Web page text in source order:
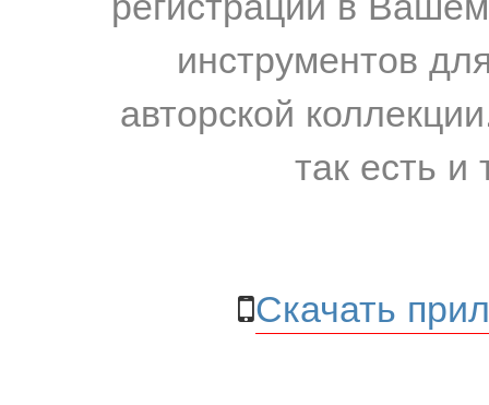
инструментов
авторской
так есть и
Скачать